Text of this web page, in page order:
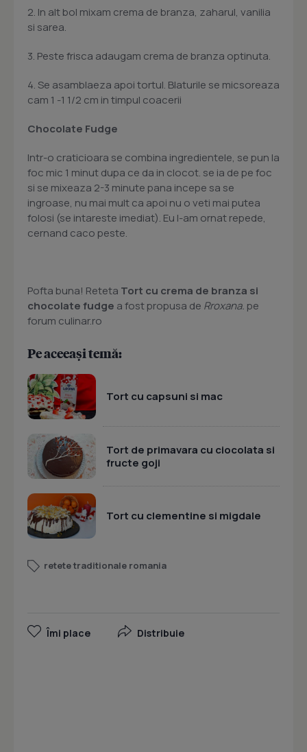
2. In alt bol mixam crema de branza, zaharul, vanilia
si sarea.
3. Peste frisca adaugam crema de branza optinuta.
4. Se asamblaeza apoi tortul. Blaturile se micsoreaza
cam 1 -1 1/2 cm in timpul coacerii
Chocolate Fudge
Intr-o craticioara se combina ingredientele, se pun la
foc mic 1 minut dupa ce da in clocot. se ia de pe foc
si se mixeaza 2-3 minute pana incepe sa se
ingroase, nu mai mult ca apoi nu o veti mai putea
folosi (se intareste imediat). Eu l-am ornat repede,
cernand caco peste.
Pofta buna! Reteta Tort cu crema de branza si
chocolate fudge a fost propusa de Rroxana. pe
forum culinar.ro
Pe aceeași temă:
Tort cu capsuni si mac
Tort de primavara cu ciocolata si
fructe goji
Tort cu clementine si migdale
retete traditionale romania
Îmi place Distribuie